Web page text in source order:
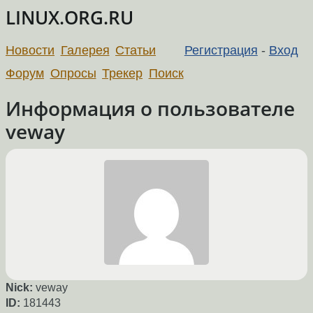
LINUX.ORG.RU
Регистрация - Вход
Новости Галерея Статьи
Форум Опросы Трекер Поиск
Информация о пользователе
veway
Nick: veway
ID: 181443